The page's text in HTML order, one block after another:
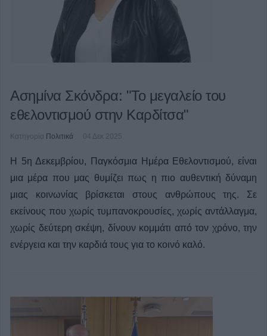
Ασημίνα Σκόνδρα: "Το μεγαλείο του
εθελοντισμού στην Καρδίτσα"
Κατηγορία Πολιτικά 04 Δεκ 2025
Η 5η Δεκεμβρίου, Παγκόσμια Ημέρα Εθελοντισμού, είναι
μια μέρα που μας θυμίζει πως η πιο αυθεντική δύναμη
μιας κοινωνίας βρίσκεται στους ανθρώπους της. Σε
εκείνους που χωρίς τυμπανοκρουσίες, χωρίς αντάλλαγμα,
χωρίς δεύτερη σκέψη, δίνουν κομμάτι από τον χρόνο, την
ενέργεια και την καρδιά τους για το κοινό καλό.